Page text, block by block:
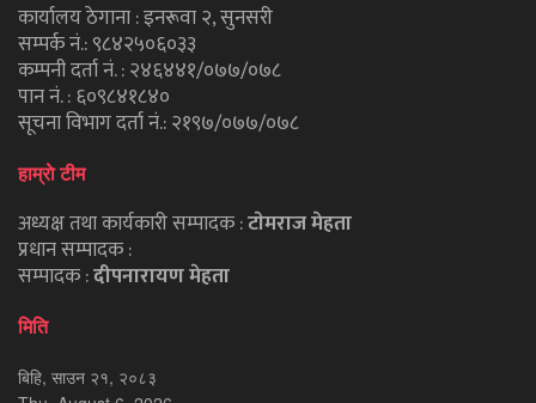
कार्यालय ठेगाना : इनरूवा २, सुनसरी
सम्पर्क नं.: ९८४२५०६०३३
कम्पनी दर्ता नं. : २४६४४१/०७७/०७८
पान नं. : ६०९८४१८४०
सूचना विभाग दर्ता नं.: २१९७/०७७/०७८
हाम्राे टीम
अध्यक्ष तथा कार्यकारी सम्पादक :टाेमराज मेहता
प्रधान सम्पादक :
सम्पादक :दीपनारायण मेहता
मिति
बिहि, साउन २१, २०८३